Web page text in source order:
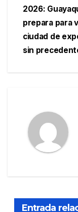
de
2026:
prepara para
ciudad de
sin
Entrada